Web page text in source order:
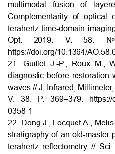
multimodal fusion of
Complementarity of optical
terahertz time-domain
Opt. 2019. V. 58.
https://doi.org/10.1364/
21. Guillet J.-P., Roux M.,
diagnostic before restoration
waves // J. Infrared,
V. 38. P. 369–379. https://
0358-1
22. Dong J., Locquet A.,
stratigraphy of an old-master
terahertz reflectometry //